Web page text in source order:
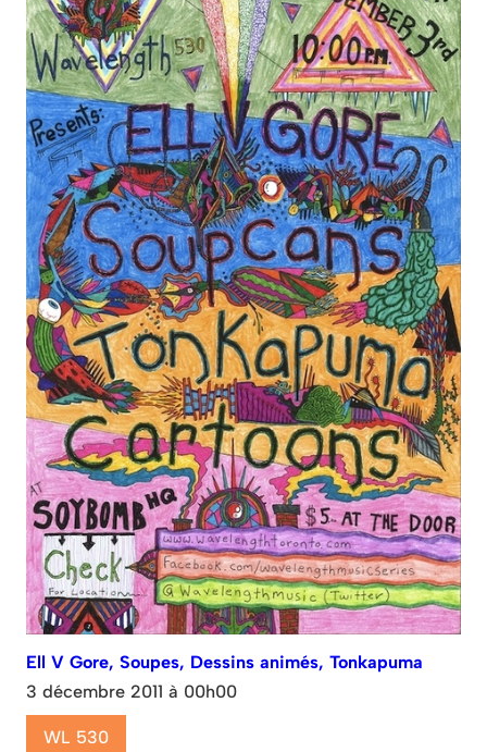
Ell V Gore, Soupes, Dessins animés, Tonkapuma
3 décembre 2011 à 00h00
WL 530